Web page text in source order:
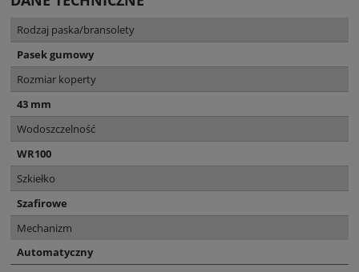
Rodzaj paska/bransolety
Pasek gumowy
Rozmiar koperty
43 mm
Wodoszczelność
WR100
Szkiełko
Szafirowe
Mechanizm
Automatyczny